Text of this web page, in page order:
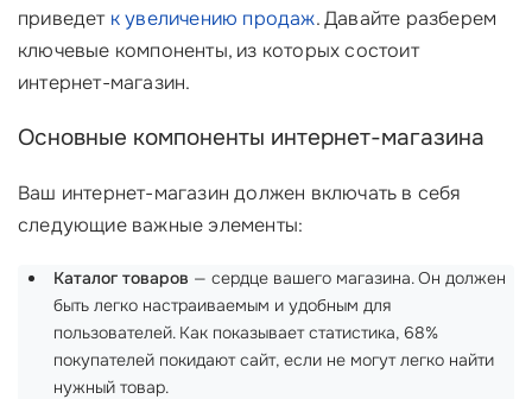
приведет к увеличению продаж. Давайте разберем
ключевые компоненты, из которых состоит
интернет-магазин.
Основные компоненты интернет-магазина
Ваш интернет-магазин должен включать в себя
следующие важные элементы:
Каталог товаров — сердце вашего магазина. Он должен
быть легко настраиваемым и удобным для
пользователей. Как показывает статистика, 68%
покупателей покидают сайт, если не могут легко найти
нужный товар.